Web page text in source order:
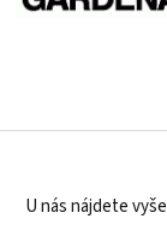
U nás nájdete vyše